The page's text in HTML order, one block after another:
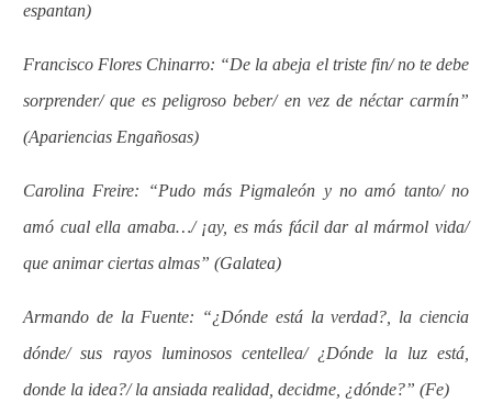
espantan)
Francisco Flores Chinarro: “De la abeja el triste fin/ no te debe
sorprender/ que es peligroso beber/ en vez de néctar carmín”
(Apariencias Engañosas)
Carolina Freire: “Pudo más Pigmaleón y no amó tanto/ no
amó cual ella amaba…/ ¡ay, es más fácil dar al mármol vida/
que animar ciertas almas” (Galatea)
Armando de la Fuente: “¿Dónde está la verdad?, la ciencia
dónde/ sus rayos luminosos centellea/ ¿Dónde la luz está,
donde la idea?/ la ansiada realidad, decidme, ¿dónde?” (Fe)